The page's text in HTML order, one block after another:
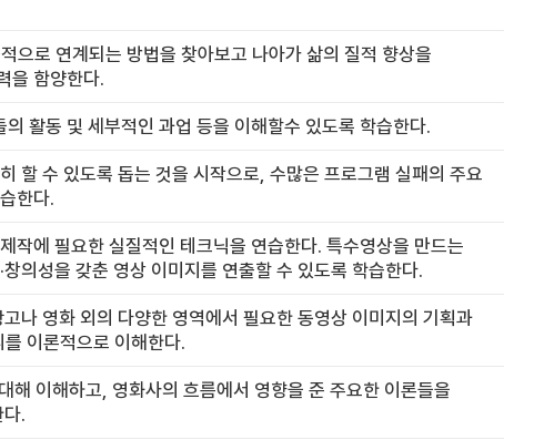
으로 연계되는 방법을 찾아보고 나아가 삶의 질적 향상을
을 함양한다.
활동 및 세부적인 과업 등을 이해할수 있도록 학습한다.
할 수 있도록 돕는 것을 시작으로, 수많은 프로그램 실패의 주요
한다.
에 필요한 실질적인 테크닉을 연습한다. 특수영상을 만드는
의성을 갖춘 영상 이미지를 연출할 수 있도록 학습한다.
나 영화 외의 다양한 영역에서 필요한 동영상 이미지의 기획과
이론적으로 이해한다.
이해하고, 영화사의 흐름에서 영향을 준 주요한 이론들을
.